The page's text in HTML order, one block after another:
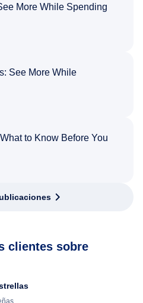
More While Spending
See More While
to Know Before You
clientes sobre